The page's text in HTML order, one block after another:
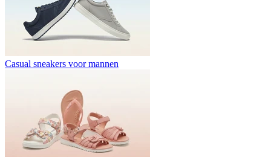
Casual sneakers voor mannen